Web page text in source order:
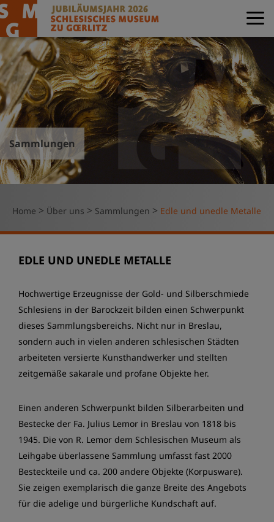
Sammlungen
Home > Über uns > Sammlungen > Edle und unedle Metalle
EDLE UND UNEDLE METALLE
Hochwertige Erzeugnisse der Gold- und Silberschmiede
Schlesiens in der Barockzeit bilden einen Schwerpunkt
dieses Sammlungsbereichs. Nicht nur in Breslau,
sondern auch in vielen anderen schlesischen Städten
arbeiteten versierte Kunsthandwerker und stellten
zeitgemäße sakarale und profane Objekte her.
Einen anderen Schwerpunkt bilden Silberarbeiten und
Bestecke der Fa. Julius Lemor in Breslau von 1818 bis
1945. Die von R. Lemor dem Schlesischen Museum als
Leihgabe überlassene Sammlung umfasst fast 2000
Besteckteile und ca. 200 andere Objekte (Korpusware).
Sie zeigen exemplarisch die ganze Breite des Angebots
für die adelige und bürgerliche Kundschaft auf.